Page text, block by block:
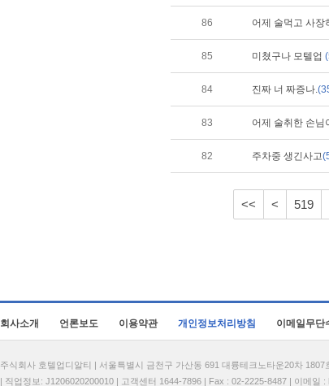
86 어제 술먹고 사장
85 미쳤구나 모텔업
84 진짜 너 짜증나.
83 어제 술취한 손님
82 주차중 생긴사고
<< < 519
회사소개 언론보도 이용약관 개인정보처리방침 이메일무단
주식회사 호텔업디알티 | 서울특별시 금천구 가산동 691 대륭테크노타운20차
| 직업정보: J1206020200010 | 고객센터 1644-7896 | Fax : 02-2225-8487 | 이메일 :